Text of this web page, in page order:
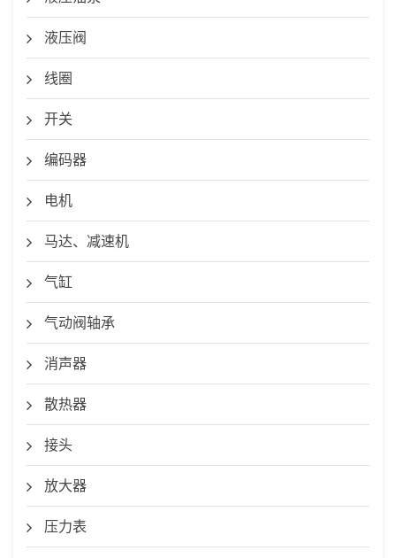
液压阀
线圈
开关
编码器
电机
马达、减速机
气缸
气动阀轴承
消声器
散热器
接头
放大器
压力表